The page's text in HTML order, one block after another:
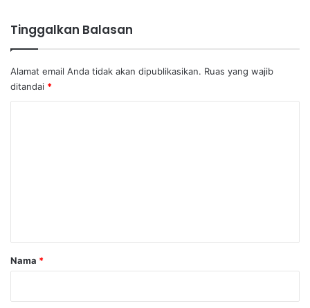
Tinggalkan Balasan
Alamat email Anda tidak akan dipublikasikan. Ruas yang wajib
ditandai *
rNama *